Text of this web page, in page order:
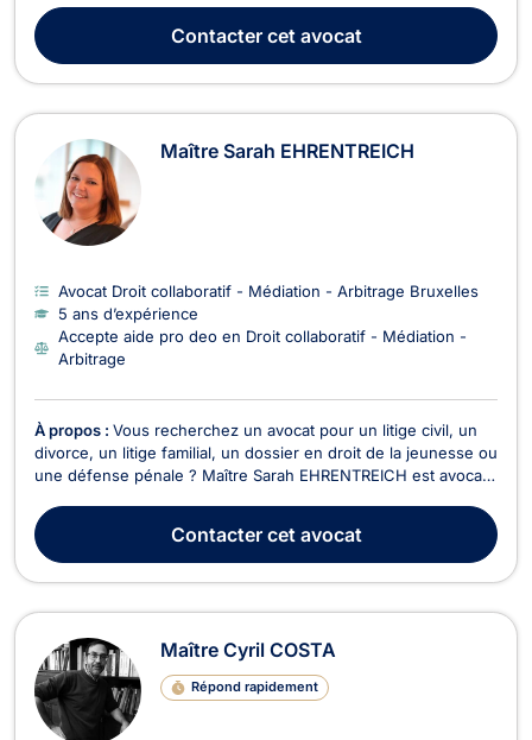
tous dossiers relevant de la copropriété, de la construction,
des baux d'habitations, de...
Contactercet avocat
Maître Sarah EHRENTREICH
Avocat Droit collaboratif - Médiation - Arbitrage Bruxelles
5 ans d’expérience
Accepte aide pro deo en Droit collaboratif - Médiation -
Arbitrage
À propos : Vous recherchez un avocat pour un litige civil, un
divorce, un litige familial, un dossier en droit de la jeunesse ou
une défense pénale ? Maître Sarah EHRENTREICH est avocate
assiste également devant les juridictions d'autres
arrondissements judiciaires. Elle se dist...
Contactercet avocat
Maître Cyril COSTA
Répond rapidement